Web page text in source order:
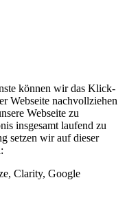
können wir das Klick-
Webseite nachvollziehen
Webseite zu
insgesamt laufend zu
setzen wir auf dieser
Clarity, Google